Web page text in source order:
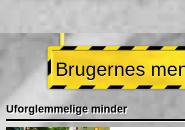
Brugernes
Uforglemmelige minder